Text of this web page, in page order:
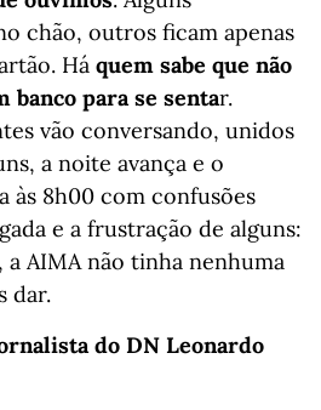
chão, outros ficam apenas
Há quem sabe que não
para se sentar.
vão conversando, unidos
a noite avança e o
às 8h00 com confusões
e a frustração de alguns:
a AIMA não tinha nenhuma
dar.
do DN Leonardo